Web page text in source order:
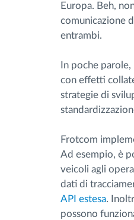
Europa. Beh,
comunicazione
entrambi.
In poche
con effetti
strategie di
Frotcom
Ad esempio, è
veicoli agli
dati di
API estesa.
possono